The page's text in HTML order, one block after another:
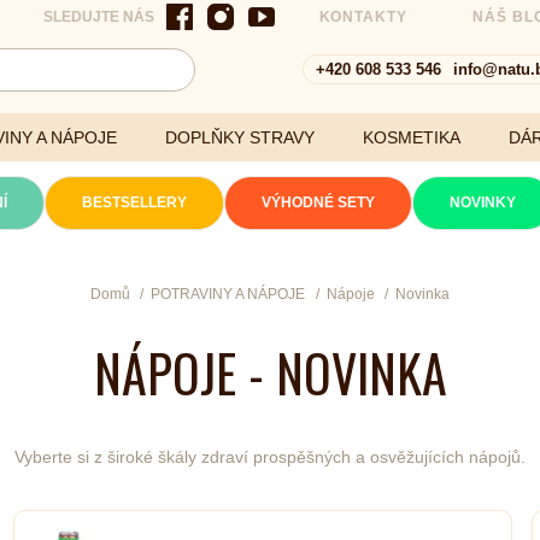
SLEDUJTE NÁS KONTAKTY NÁŠ
+420 608 533 546
A NÁPOJE
Cereálie a vločky
DOPLŇKY STRAVY KOSMETIKA
BESTSELLERY VÝHODNÉ SETY NOVINKY
Domů POTRAVINY A NÁPOJE Nápoje Novinka
NÁPOJE - NOVINKA
Vyberte si z široké škály zdraví prospěšných a osvěžujících nápojů.